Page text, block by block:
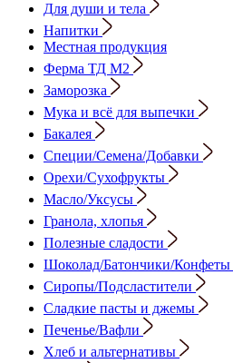
Для души и тела
Напитки
Местная продукция
Ферма ТД М2
Заморозка
Мука и всё для выпечки
Бакалея
Специи/Семена/Добавки
Орехи/Сухофрукты
Масло/Уксусы
Гранола, хлопья
Полезные сладости
Шоколад/Батончики/Конфеты
Сиропы/Подсластители
Сладкие пасты и джемы
Печенье/Вафли
Хлеб и альтернативы